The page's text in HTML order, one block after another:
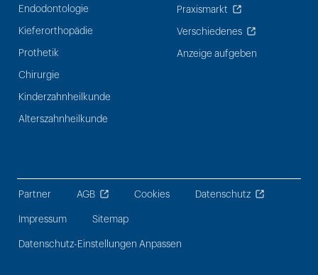
Endodontologie
Kieferorthopädie
Prothetik
Chirurgie
Kinderzahnheilkunde
Alterszahnheilkunde
Praxismarkt
Verschiedenes
Anzeige aufgeben
Partner AGB Cookies Datenschutz
Impressum Sitemap
Datenschutz-Einstellungen Anpassen